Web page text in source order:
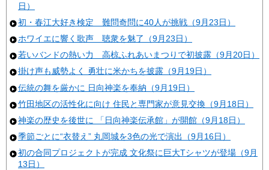
日）
初・春江大好き検定 難問奇問に40人が挑戦（9月23日）
ホワイエに響く歌声 聴衆を魅了（9月23日）
若いバンドの熱い力 高椋ふれあいまつりで初披露（9月20日）
掛け声も威勢よく 勇壮に米かちを披露（9月19日）
伝統の舞を厳かに 日向神楽を奉納（9月19日）
竹田地区の活性化に向け 住民と専門家が意見交換（9月18日）
神楽の歴史を後世に 「日向神楽伝承館」が開館（9月18日）
季節ごとに“衣替え” 丸岡城を3色の光で演出（9月16日）
初の合同プロジェクトが完成 文化祭に巨大Tシャツが登場（9月
13日）